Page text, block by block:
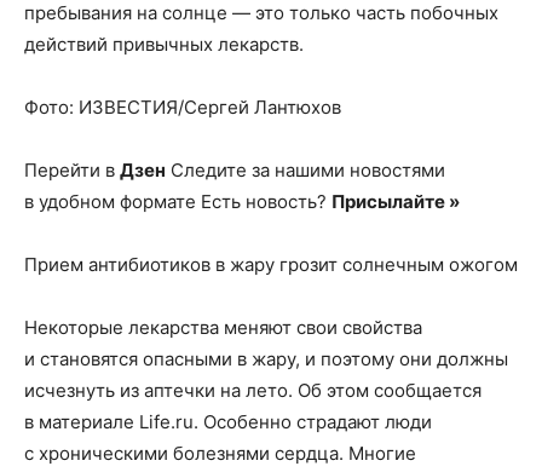
пребывания на солнце — это только часть побочных
действий привычных лекарств.
Фото: ИЗВЕСТИЯ/Сергей Лантюхов
Перейти в Дзен Следите за нашими новостями
в удобном формате Есть новость? Присылайте »
Прием антибиотиков в жару грозит солнечным ожогом
Некоторые лекарства меняют свои свойства
и становятся опасными в жару, и поэтому они должны
исчезнуть из аптечки на лето. Об этом сообщается
в материале Life.ru. Особенно страдают люди
с хроническими болезнями сердца. Многие